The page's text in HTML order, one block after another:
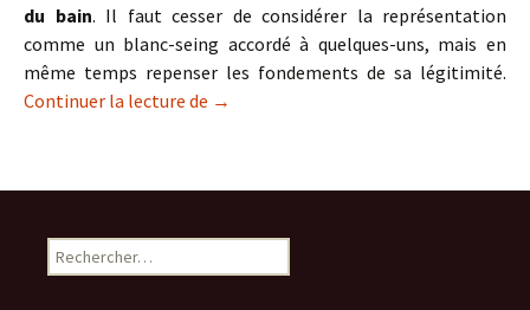
du bain. Il faut cesser de considérer la représentation
comme un blanc-seing accordé à quelques-uns, mais en
même temps repenser les fondements de sa légitimité.
Continuer la lecture de La représentation en question
→
Rechercher :